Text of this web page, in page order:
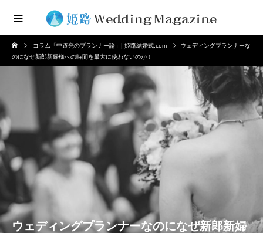
コラム「中道亮のプランナー論」| 姫路結婚式.com
ウェディングプランナーな
のになぜ新郎新婦様への時間を最大に使わないのか！
ウェディングプランナーなのになぜ新郎新婦